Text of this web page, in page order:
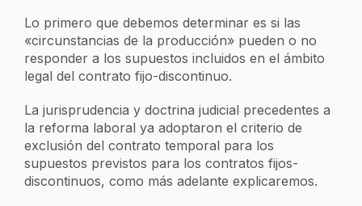
Lo primero que debemos determinar es si las
«circunstancias de la producción» pueden o no
responder a los supuestos incluidos en el ámbito
legal del contrato fijo-discontinuo.
La jurisprudencia y doctrina judicial precedentes a
la reforma laboral ya adoptaron el criterio de
exclusión del contrato temporal para los
supuestos previstos para los contratos fijos-
discontinuos, como más adelante explicaremos.